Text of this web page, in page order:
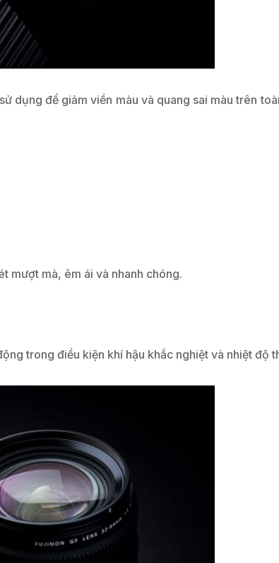
dụng để giảm viền màu và quang sai màu trên
mượt mà, êm ái và nhanh chóng.
trong điều kiện khí hậu khắc nghiệt và nhiệt độ